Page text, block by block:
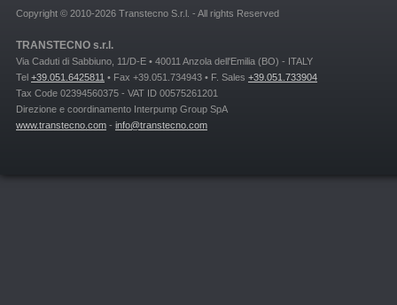
Copyright © 2010-2026 Transtecno S.r.l. - All rights Reserved
TRANSTECNO s.r.l.
Via Caduti di Sabbiuno, 11/D-E • 40011 Anzola dell'Emilia (BO) - ITALY
Tel +39.051.6425811 • Fax +39.051.734943 • F. Sales +39.051.733904
Tax Code 02394560375 - VAT ID 00575261201
Direzione e coordinamento Interpump Group SpA
www.transtecno.com - info@transtecno.com